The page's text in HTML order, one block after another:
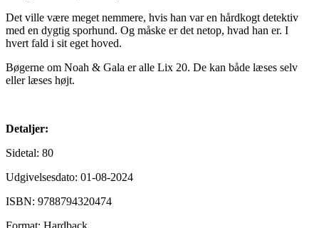
Det ville være meget nemmere, hvis han var en hårdkogt detektiv
med en dygtig sporhund. Og måske er det netop, hvad han er. I
hvert fald i sit eget hoved.
Bøgerne om Noah & Gala er alle Lix 20. De kan både læses selv
eller læses højt.
Detaljer:
Sidetal: 80
Udgivelsesdato: 01-08-2024
ISBN: 9788794320474
Format: Hardback